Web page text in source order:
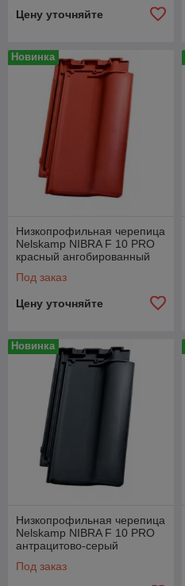
Цену уточняйте
Новинка
Низкопрофильная черепица
Nelskamp NIBRA F 10 PRO
красный ангобированный
Под заказ
Цену уточняйте
Новинка
Низкопрофильная черепица
Nelskamp NIBRA F 10 PRO
антрацитово-серый
Под заказ